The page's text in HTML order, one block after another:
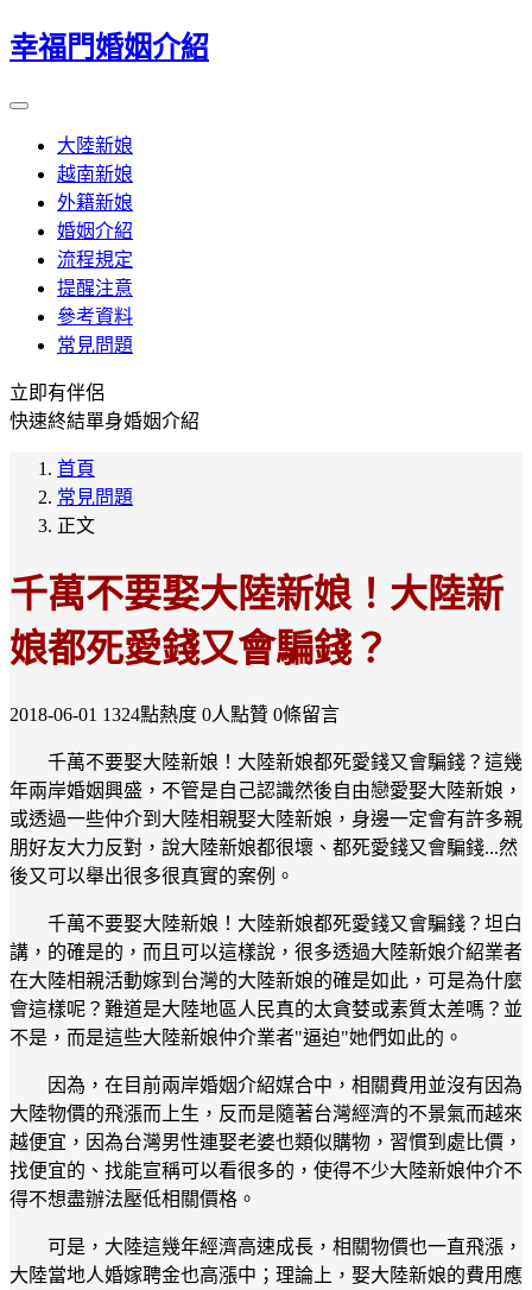
幸福門婚姻介紹
大陸新娘
越南新娘
外籍新娘
婚姻介紹
流程規定
提醒注意
參考資料
常見問題
立即有伴侶
快速終結單身婚姻介紹
首頁
常見問題
正文
千萬不要娶大陸新娘！大陸新
娘都死愛錢又會騙錢？
2018-06-01 1324點熱度 0人點贊 0條留言
千萬不要娶大陸新娘！大陸新娘都死愛錢又會騙錢？這幾
年兩岸婚姻興盛，不管是自己認識然後自由戀愛娶大陸新娘，
或透過一些仲介到大陸相親娶大陸新娘，身邊一定會有許多親
朋好友大力反對，說大陸新娘都很壞、都死愛錢又會騙錢...然
後又可以舉出很多很真實的案例。
千萬不要娶大陸新娘！大陸新娘都死愛錢又會騙錢？坦白
講，的確是的，而且可以這樣說，很多透過大陸新娘介紹業者
在大陸相親活動嫁到台灣的大陸新娘的確是如此，可是為什麼
會這樣呢？難道是大陸地區人民真的太貪婪或素質太差嗎？並
不是，而是這些大陸新娘仲介業者"逼迫"她們如此的。
因為，在目前兩岸婚姻介紹媒合中，相關費用並沒有因為
大陸物價的飛漲而上生，反而是隨著台灣經濟的不景氣而越來
越便宜，因為台灣男性連娶老婆也類似購物，習慣到處比價，
找便宜的、找能宣稱可以看很多的，使得不少大陸新娘仲介不
得不想盡辦法壓低相關價格。
可是，大陸這幾年經濟高速成長，相關物價也一直飛漲，
大陸當地人婚嫁聘金也高漲中；理論上，娶大陸新娘的費用應